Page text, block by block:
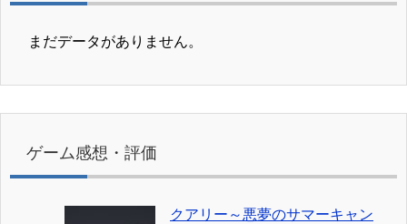
まだデータがありません。
ゲーム感想・評価
クアリー～悪夢のサマーキャン